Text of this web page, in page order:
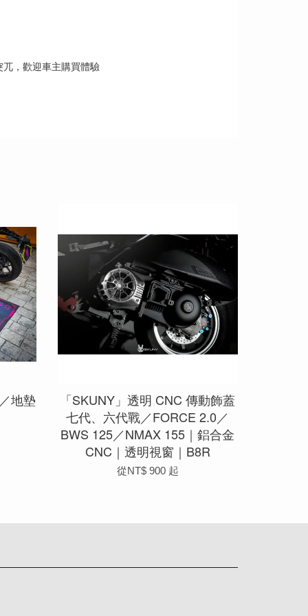
，歡迎車主購買體驗
地墊
「SKUNY」透明 CNC 傳動飾蓋
七代、六代戰／FORCE 2.0／
BWS 125／NMAX 155｜鋁合金
CNC｜透明視窗｜B8R
從NT$ 900 起